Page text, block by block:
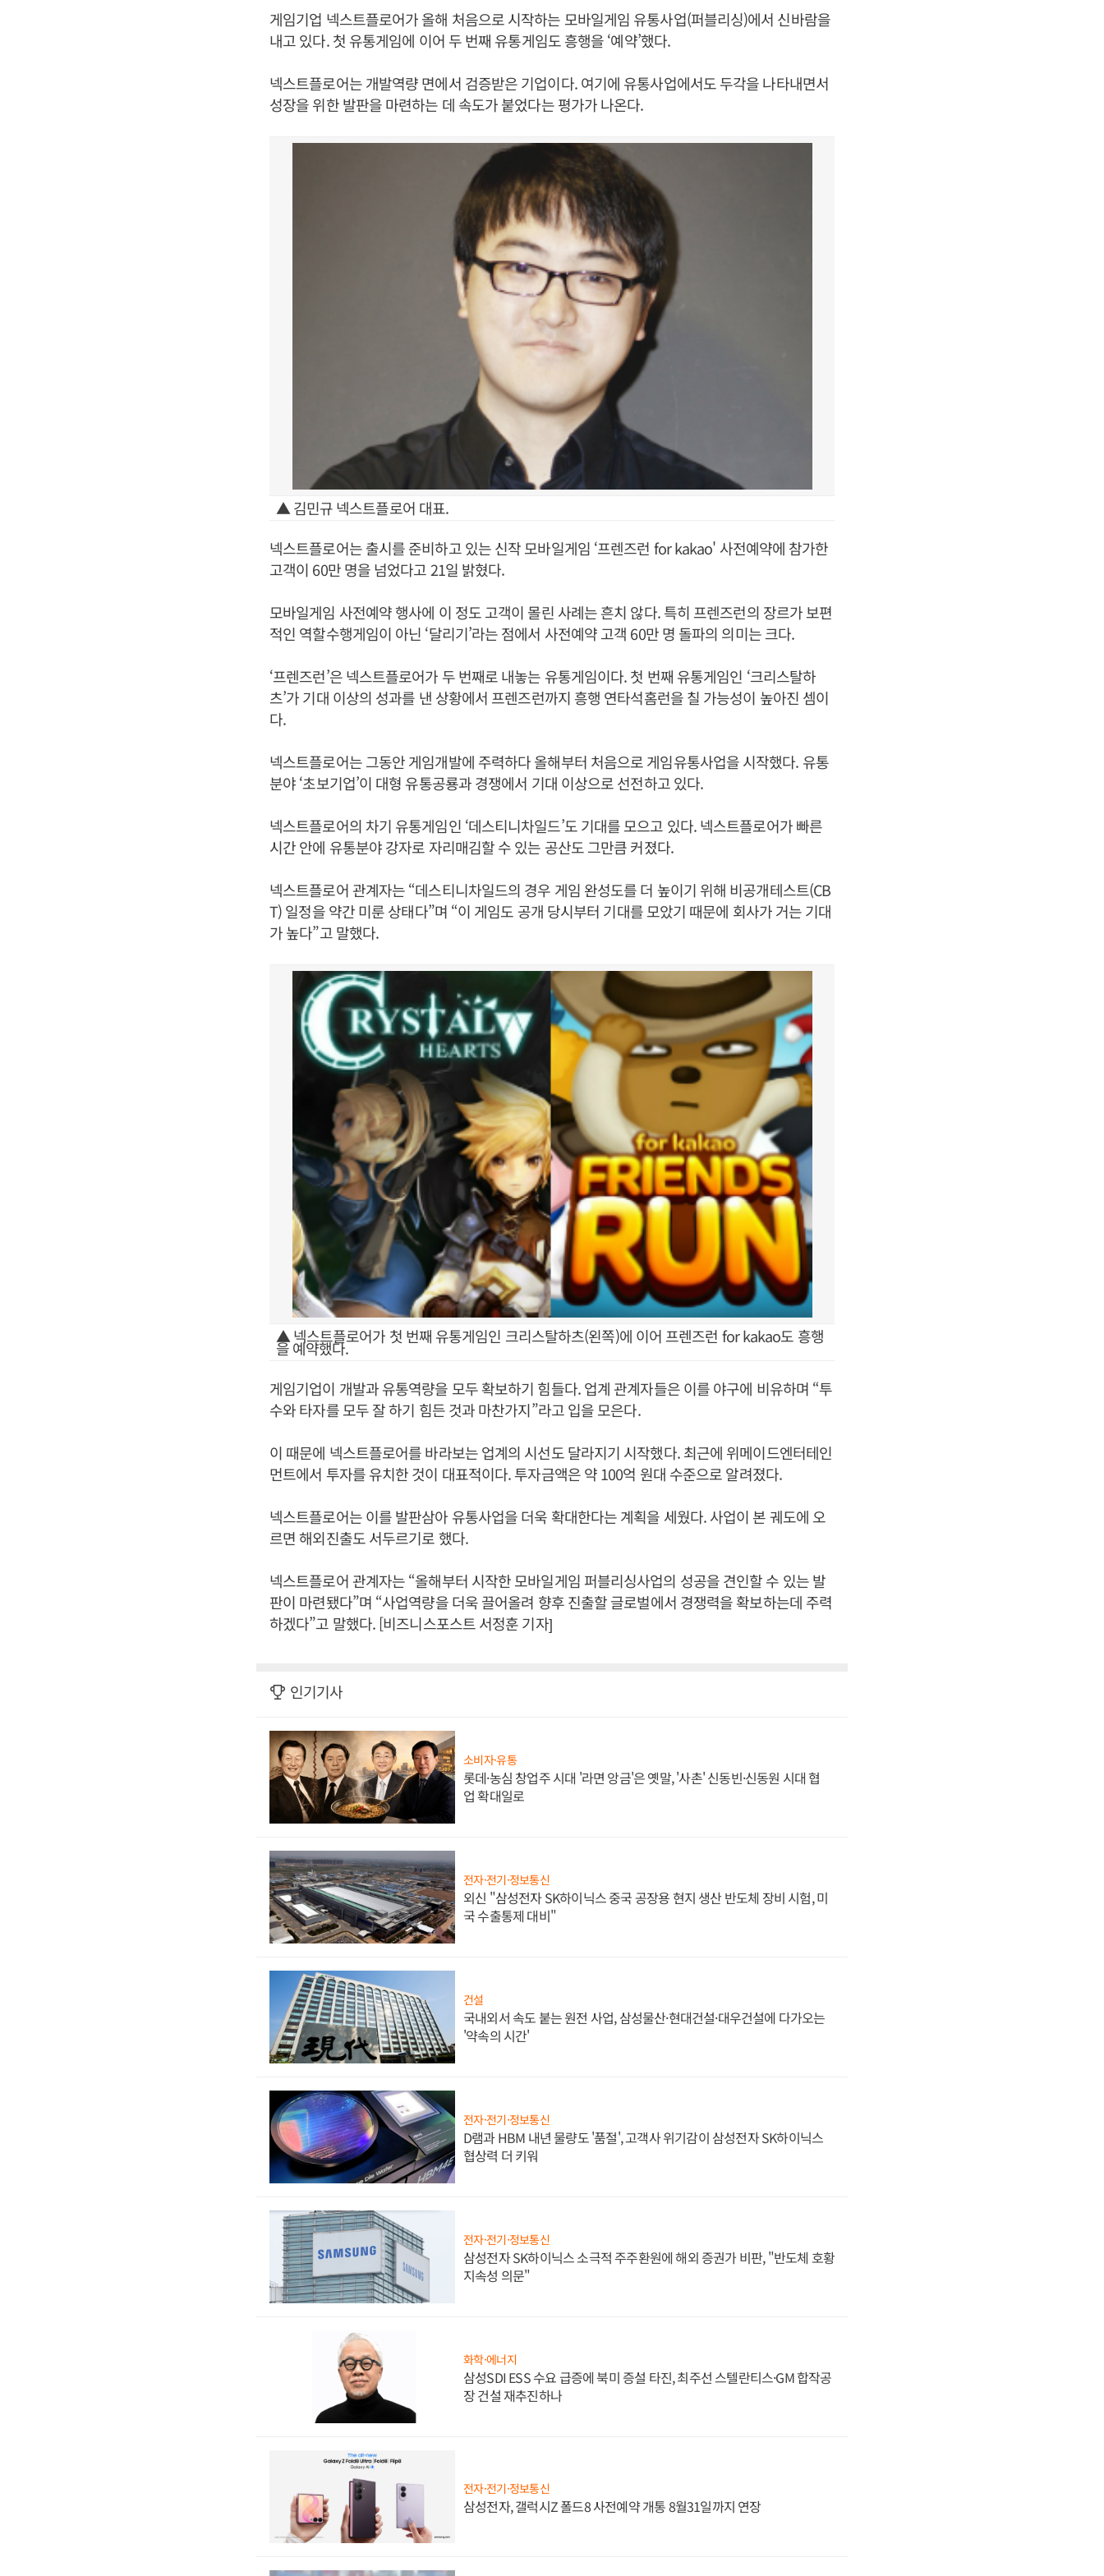
게임기업 넥스트플로어가 올해 처음으로 시작하는 모바일게임 유통사업(퍼블리싱)에서 신바람을
내고 있다. 첫 유통게임에 이어 두 번째 유통게임도 흥행을 ‘예약’했다.
넥스트플로어는 개발역량 면에서 검증받은 기업이다. 여기에 유통사업에서도 두각을 나타내면서
성장을 위한 발판을 마련하는 데 속도가 붙었다는 평가가 나온다.
▲ 김민규 넥스트플로어 대표.
넥스트플로어는 출시를 준비하고 있는 신작 모바일게임 ‘프렌즈런 for kakao' 사전예약에 참가한
고객이 60만 명을 넘었다고 21일 밝혔다.
모바일게임 사전예약 행사에 이 정도 고객이 몰린 사례는 흔치 않다. 특히 프렌즈런의 장르가 보편
적인 역할수행게임이 아닌 ‘달리기’라는 점에서 사전예약 고객 60만 명 돌파의 의미는 크다.
‘프렌즈런’은 넥스트플로어가 두 번째로 내놓는 유통게임이다. 첫 번째 유통게임인 ‘크리스탈하
츠’가 기대 이상의 성과를 낸 상황에서 프렌즈런까지 흥행 연타석홈런을 칠 가능성이 높아진 셈이
다.
넥스트플로어는 그동안 게임개발에 주력하다 올해부터 처음으로 게임유통사업을 시작했다. 유통
분야 ‘초보기업’이 대형 유통공룡과 경쟁에서 기대 이상으로 선전하고 있다.
넥스트플로어의 차기 유통게임인 ‘데스티니차일드’도 기대를 모으고 있다. 넥스트플로어가 빠른
시간 안에 유통분야 강자로 자리매김할 수 있는 공산도 그만큼 커졌다.
넥스트플로어 관계자는 “데스티니차일드의 경우 게임 완성도를 더 높이기 위해 비공개테스트(CB
T) 일정을 약간 미룬 상태다”며 “이 게임도 공개 당시부터 기대를 모았기 때문에 회사가 거는 기대
가 높다”고 말했다.
▲ 넥스트플로어가 첫 번째 유통게임인 크리스탈하츠(왼쪽)에 이어 프렌즈런 for kakao도 흥행
을 예약했다.
게임기업이 개발과 유통역량을 모두 확보하기 힘들다. 업계 관계자들은 이를 야구에 비유하며 “투
수와 타자를 모두 잘 하기 힘든 것과 마찬가지”라고 입을 모은다.
이 때문에 넥스트플로어를 바라보는 업계의 시선도 달라지기 시작했다. 최근에 위메이드엔터테인
먼트에서 투자를 유치한 것이 대표적이다. 투자금액은 약 100억 원대 수준으로 알려졌다.
넥스트플로어는 이를 발판삼아 유통사업을 더욱 확대한다는 계획을 세웠다. 사업이 본 궤도에 오
르면 해외진출도 서두르기로 했다.
넥스트플로어 관계자는 “올해부터 시작한 모바일게임 퍼블리싱사업의 성공을 견인할 수 있는 발
판이 마련됐다”며 “사업역량을 더욱 끌어올려 향후 진출할 글로벌에서 경쟁력을 확보하는데 주력
하겠다”고 말했다. [비즈니스포스트 서정훈 기자]
인기기사
소비자·유통
롯데·농심 창업주 시대 '라면 앙금'은 옛말, '사촌' 신동빈·신동원 시대 협
업 확대일로
전자·전기·정보통신
외신 "삼성전자 SK하이닉스 중국 공장용 현지 생산 반도체 장비 시험, 미
국 수출통제 대비"
건설
국내외서 속도 붙는 원전 사업, 삼성물산·현대건설·대우건설에 다가오는
'약속의 시간'
전자·전기·정보통신
D램과 HBM 내년 물량도 '품절', 고객사 위기감이 삼성전자 SK하이닉스
협상력 더 키워
전자·전기·정보통신
삼성전자 SK하이닉스 소극적 주주환원에 해외 증권가 비판, "반도체 호황
지속성 의문"
화학·에너지
삼성SDI ESS 수요 급증에 북미 증설 타진, 최주선 스텔란티스·GM 합작공
장 건설 재추진하나
전자·전기·정보통신
삼성전자, 갤럭시Z 폴드8 사전예약 개통 8월31일까지 연장